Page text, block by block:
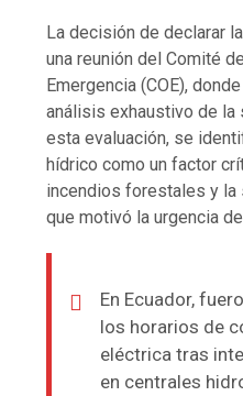
La decisión de declarar
una reunión del Comité
Emergencia (COE),
análisis exhaustivo de la
esta evaluación, se
hídrico como un factor
incendios forestales y la
que motivó la urgencia
En Ecuador,
los horarios de
eléctrica tras
en centrales